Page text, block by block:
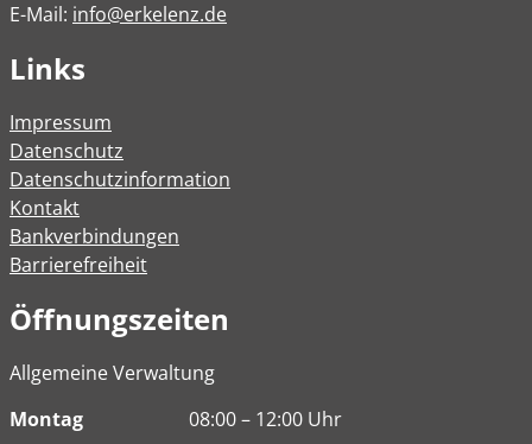
E-Mail: info@erkelenz.de
Links
Impressum
Datenschutz
Datenschutzinformation
Kontakt
Bankverbindungen
Barrierefreiheit
Öffnungszeiten
Allgemeine Verwaltung
Montag
08:00 – 12:00 Uhr